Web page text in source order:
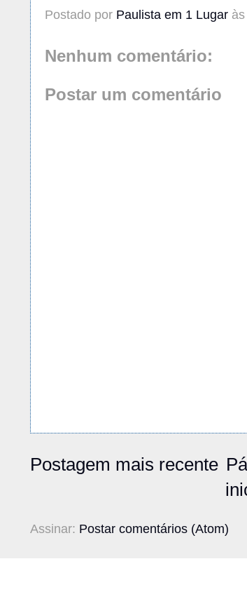
Postado por Paulista em 1 Lugar às
Nenhum comentário:
Postar um comentário
Postagem mais recente
Assinar: Postar comentários (Atom)